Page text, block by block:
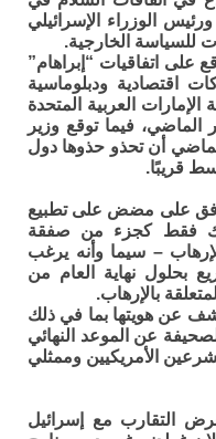
الوزراء الإسرائيلي
للسياسة الخارجية.
على اتفاقيات “إبراهام”
اقتصادية ودبلوماسية
العربية المتحدة
الماضي، فيما توقع وزير
أن تحذو حذوها دول
قريبًا.
على مضض على تطبيع
فقط كجزء من صفقة
– سيما وأنه يرغب
بحلول نهاية العام من
بالإرهاب.
عن هويتها بما في ذلك
عن الموعد النهائي
الأمريكيين وممثلي
التقارب مع إسرائيل